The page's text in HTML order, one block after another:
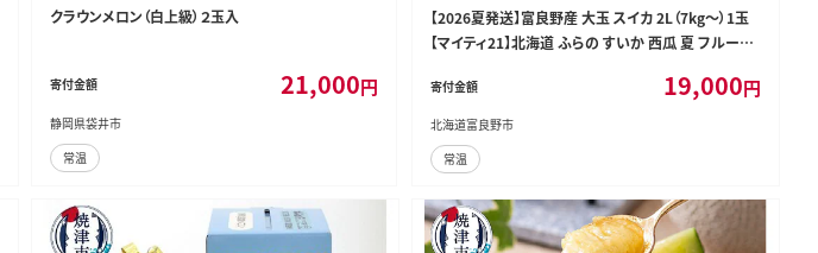
クラウンメロン（白上級）２玉入
寄付金額 21,000円
静岡県袋井市
常温
【2026夏発送】富良野産 大玉 スイカ 2L（7kg～）1玉
【マイティ21】北海道 ふらの すいか 西瓜 夏 フルーツ
寄付金額 19,000円
北海道富良野市
常温